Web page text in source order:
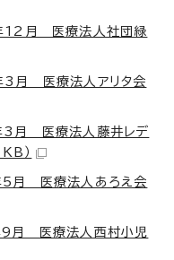
12月 医療法人社団緑
月 医療法人アリタ会
月 医療法人藤井レデ
）
月 医療法人あろえ会
月 医療法人西村小児